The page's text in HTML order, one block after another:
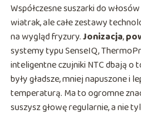
Współczesne suszarki do
wiatrak, ale całe zestawy
na wygląd fryzury.Jonizacja,
systemy typu SenseIQ,
inteligentne czujniki NTC dbają o
były gładsze, mniej napuszone i
temperaturą. Ma to ogromne
suszysz głowę regularnie, a nie